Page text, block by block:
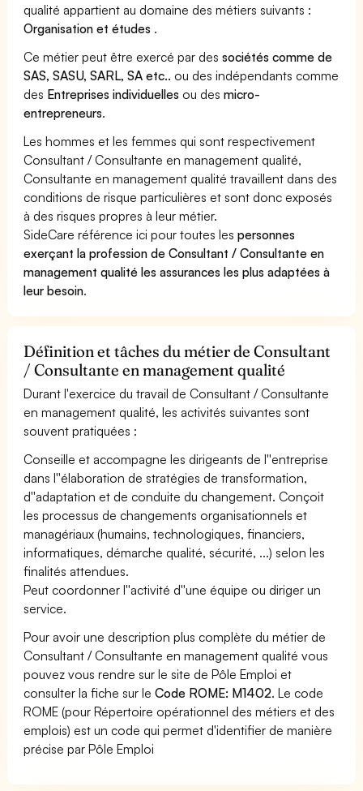
qualité appartient au domaine des métiers suivants :
Organisation et études .
Ce métier peut être exercé par dessociétés comme de
SAS, SASU, SARL, SA etc.. ou des indépendants comme
des Entreprises individuelles ou desmicro-
entrepreneurs.
Les hommes et les femmes qui sont respectivement
Consultant / Consultante en management qualité,
Consultante en management qualité travaillent dans des
conditions de risque particulières et sont donc exposés
à des risques propres à leur métier.
SideCare référence ici pour toutes lespersonnes
exerçant la profession de Consultant / Consultante en
management qualité les assurances les plus adaptées à
leur besoin.
Définition et tâches du métier de Consultant
/ Consultante en management qualité
Durant l'exercice du travail de Consultant / Consultante
en management qualité, les activités suivantes sont
souvent pratiquées :
Conseille et accompagne les dirigeants de l''entreprise
dans l''élaboration de stratégies de transformation,
d''adaptation et de conduite du changement. Conçoit
les processus de changements organisationnels et
managériaux (humains, technologiques, financiers,
informatiques, démarche qualité, sécurité, ...) selon les
finalités attendues.
Peut coordonner l''activité d''une équipe ou diriger un
service.
Pour avoir une description plus complète du métier de
Consultant / Consultante en management qualité vous
pouvez vous rendre sur le site de Pôle Emploi et
consulter la fiche sur leCode ROME: M1402. Le code
ROME (pour Répertoire opérationnel des métiers et des
emplois) est un code qui permet d'identifier de manière
précise par Pôle Emploi